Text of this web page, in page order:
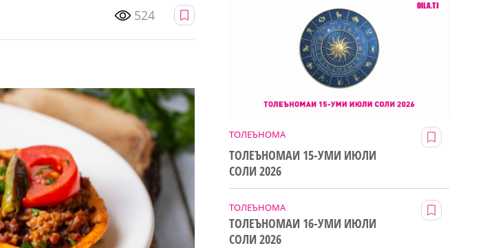
524
ТОЛЕЪНОМА
ТОЛЕЪНОМАИ 15-УМИ ИЮЛИ
СОЛИ 2026
ТОЛЕЪНОМА
ТОЛЕЪНОМАИ 16-УМИ ИЮЛИ
СОЛИ 2026